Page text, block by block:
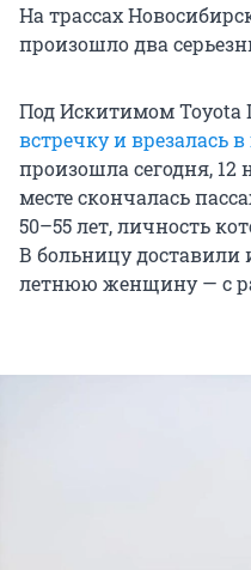
На трассах
произошло два
Под Искитимом Toyota
встречку и врезалась
произошла сегодня, 12
месте скончалась
50–55 лет, личность
В больницу доставили
летнюю женщину — с